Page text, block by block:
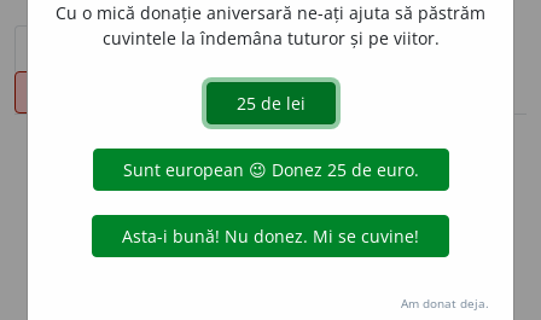
sinteza definițiilor (1) definiții (1)
declinări
info
Aceste definiții sunt compilate de
echipa dexonline. Definițiile
originale se află pe filadefiniții.
Puteți reordona filele pe pagina de
Cu o mică donație aniversară ne-ați ajuta să păstrăm
cuvintele la îndemâna tuturor și pe viitor.
Am donat deja.